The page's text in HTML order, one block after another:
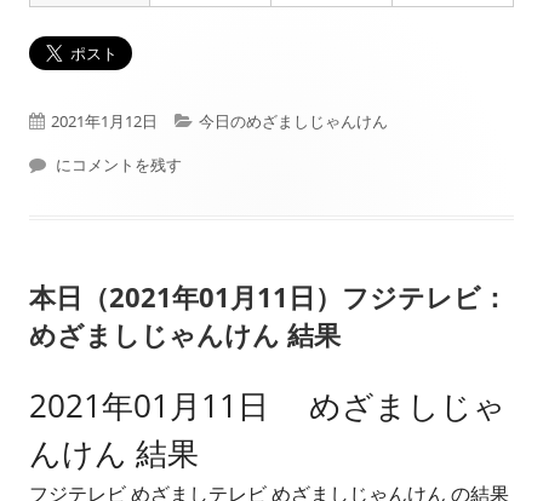
公
開
2021年1月12日
カ
ー
今日のめざましじゃんけん
本日（2021年01月12日）フジテレビ： めざましじゃんけん 結果
にコメントを残す
本日（2021年01月11日）フジテレビ：
めざましじゃんけん 結果
2021年01月11日 めざましじゃ
んけん 結果
フジテレビ めざましテレビ めざましじゃんけん の結果